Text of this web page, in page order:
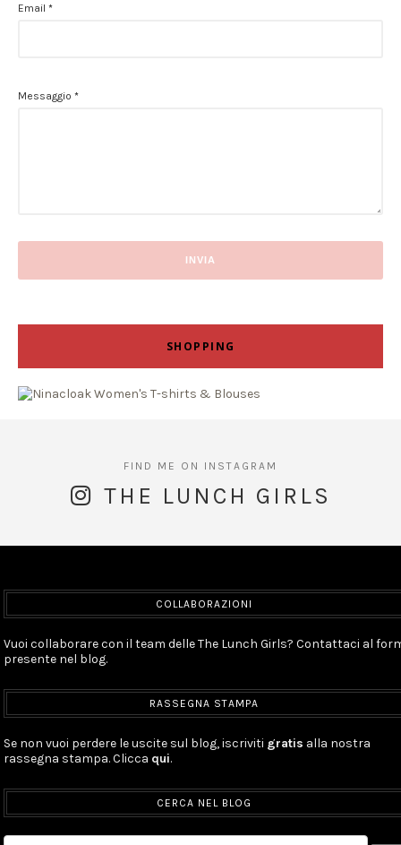
Email *
Messaggio *
SHOPPING
THE LUNCH GIRLS
COLLABORAZIONI
Vuoi collaborare con il team delle The Lunch Girls? Contattaci al
presente nel blog.
RASSEGNA STAMPA
Se non vuoi perdere le uscite sul blog, iscriviti gratis alla nostra
rassegna stampa. Clicca qui.
CERCA NEL BLOG